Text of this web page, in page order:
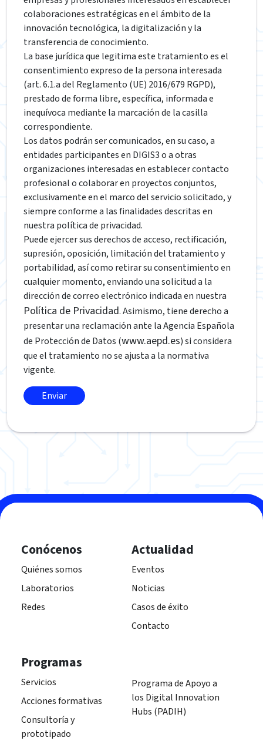
colaboraciones estratégicas en el ámbito de la
innovación tecnológica, la digitalización y la
transferencia de conocimiento.
La base jurídica que legitima este tratamiento es el
consentimiento expreso de la persona interesada
(art. 6.1.a del Reglamento (UE) 2016/679 RGPD),
prestado de forma libre, específica, informada e
inequívoca mediante la marcación de la casilla
correspondiente.
Los datos podrán ser comunicados, en su caso, a
entidades participantes en DIGIS3 o a otras
organizaciones interesadas en establecer contacto
profesional o colaborar en proyectos conjuntos,
exclusivamente en el marco del servicio solicitado, y
siempre conforme a las finalidades descritas en
nuestra política de privacidad.
Puede ejercer sus derechos de acceso, rectificación,
supresión, oposición, limitación del tratamiento y
portabilidad, así como retirar su consentimiento en
cualquier momento, enviando una solicitud a la
dirección de correo electrónico indicada en nuestra
Política de Privacidad. Asimismo, tiene derecho a
presentar una reclamación ante la Agencia Española
de Protección de Datos (www.aepd.es) si considera
que el tratamiento no se ajusta a la normativa
vigente.
Conócenos
Quiénes somos
Laboratorios
Redes
Actualidad
Eventos
Noticias
Casos de éxito
Contacto
Programas
Servicios
Acciones formativas
Consultoría y
prototipado
Programa de Apoyo a
los Digital Innovation
Hubs (PADIH)